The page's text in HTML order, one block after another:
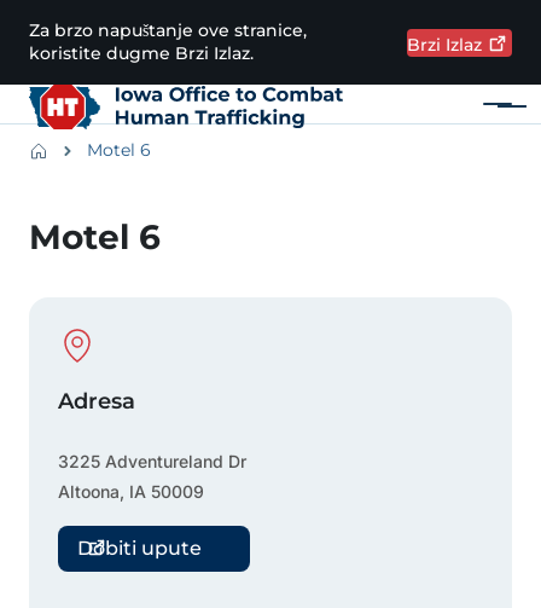
Preskoči na glavni sadržaj
Za brzo napuštanje ove stranice,
koristite dugme Brzi Izlaz.
Brzi Izlaz
Meni
Breadcrumbs
Motel 6
Motel 6
Physical Location
Adresa
3225 Adventureland Dr
Altoona, IA 50009
Dobiti upute